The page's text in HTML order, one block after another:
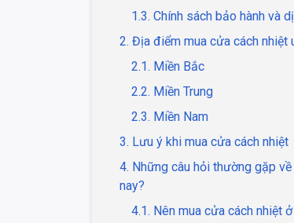
1.3. Chính sách bảo hành và
2. Địa điểm mua cửa cách nhiệt
2.1. Miền Bắc
2.2. Miền Trung
2.3. Miền Nam
3. Lưu ý khi mua cửa cách nhiệt
4. Những câu hỏi thường gặp
nay?
4.1. Nên mua cửa cách nhiệt